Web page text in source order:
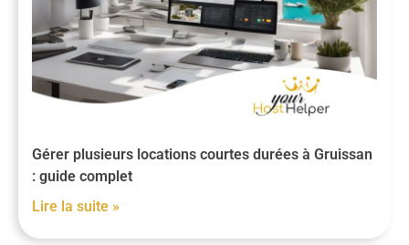
Gérer plusieurs locations courtes durées à Gruissan
: guide complet
Lire la suite »